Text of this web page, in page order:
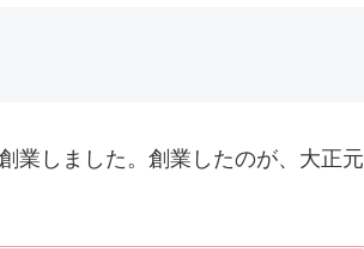
業しました。創業したのが、大正元